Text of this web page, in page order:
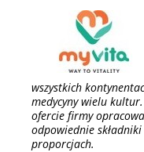
wszystkich
medycyny wielu
ofercie firmy
odpowiednie
proporcjach.